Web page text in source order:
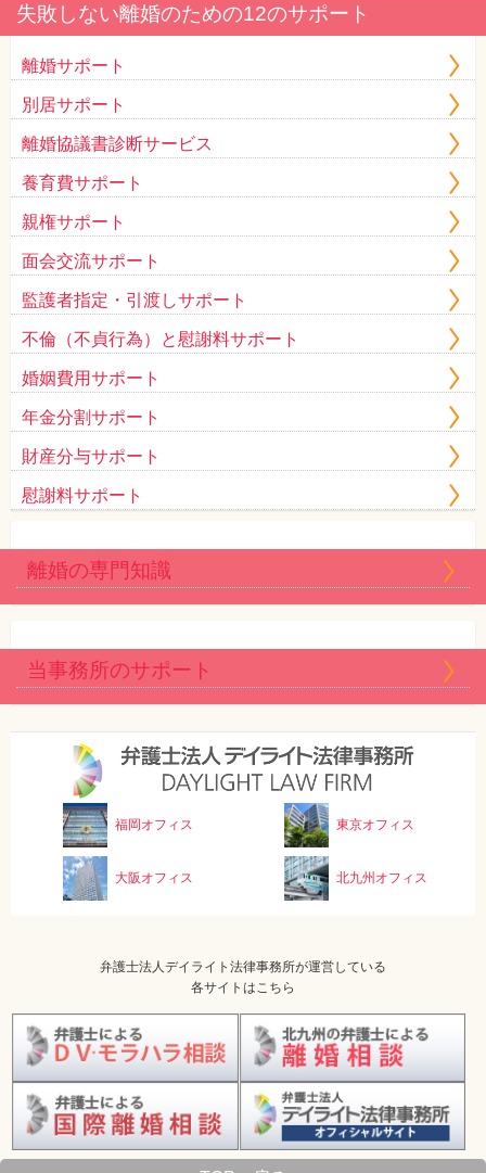
失敗しない離婚のための12のサポート
離婚サポート
別居サポート
離婚協議書診断サービス
養育費サポート
親権サポート
面会交流サポート
監護者指定・引渡しサポート
不倫（不貞行為）と慰謝料サポート
婚姻費用サポート
年金分割サポート
財産分与サポート
慰謝料サポート
離婚の専門知識
当事務所のサポート
福岡オフィス 東京オフィス
大阪オフィス 北九州オフィス
弁護士法人デイライト法律事務所が運営している
各サイトはこちら